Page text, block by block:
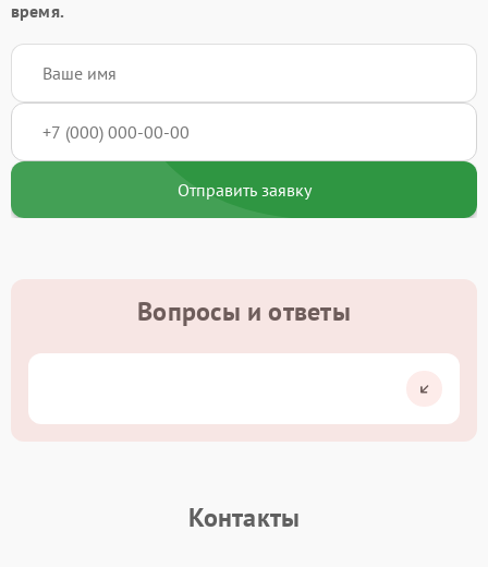
время.
Отправить заявку
Вопросы и ответы
Контакты